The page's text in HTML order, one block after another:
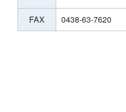
FAX
0438-63-7620